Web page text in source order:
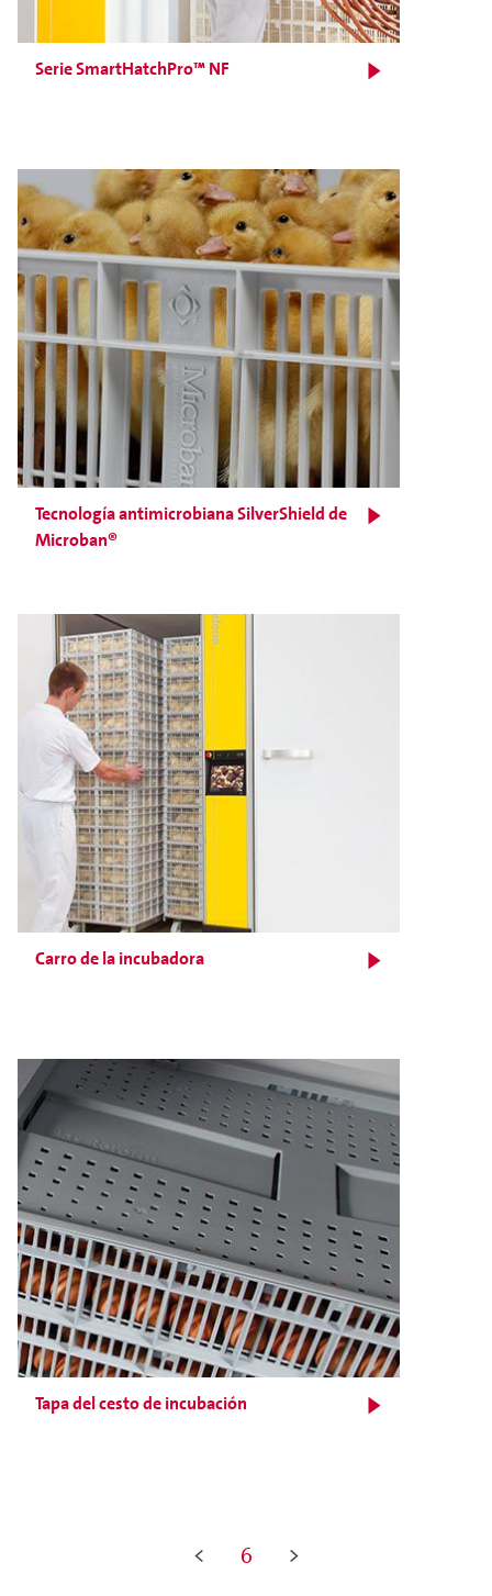
Serie SmartHatchPro™ NF
Tecnología antimicrobiana SilverShield de
Microban®
Carro de la incubadora
Tapa del cesto de incubación
< 6 >